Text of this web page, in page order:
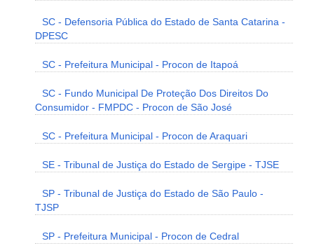
SC - Defensoria Pública do Estado de Santa Catarina -
DPESC
SC - Prefeitura Municipal - Procon de Itapoá
SC - Fundo Municipal De Proteção Dos Direitos Do
Consumidor - FMPDC - Procon de São José
SC - Prefeitura Municipal - Procon de Araquari
SE - Tribunal de Justiça do Estado de Sergipe - TJSE
SP - Tribunal de Justiça do Estado de São Paulo -
TJSP
SP - Prefeitura Municipal - Procon de Cedral